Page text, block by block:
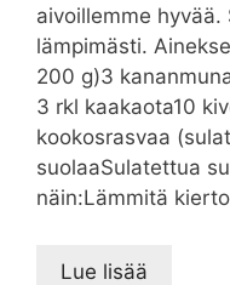
aivoillemme
lämpimästi.
200 g)3
3 rkl kaakaota10
kookosrasvaa
suolaaSulatettua
näin:Lämmitä
Lue lisää